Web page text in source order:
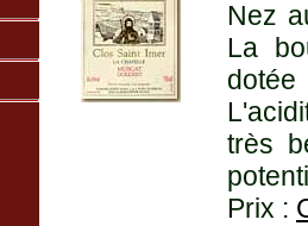
Nez
La
dotée
très
Prix :